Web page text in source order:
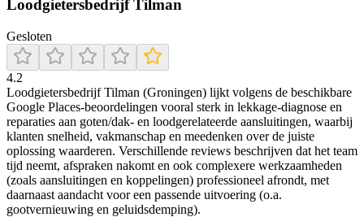
Loodgietersbedrijf Tilman
Gesloten
4.2
Loodgietersbedrijf Tilman (Groningen) lijkt volgens de beschikbare
Google Places-beoordelingen vooral sterk in lekkage-diagnose en
reparaties aan goten/dak- en loodgerelateerde aansluitingen, waarbij
klanten snelheid, vakmanschap en meedenken over de juiste
oplossing waarderen. Verschillende reviews beschrijven dat het team
tijd neemt, afspraken nakomt en ook complexere werkzaamheden
(zoals aansluitingen en koppelingen) professioneel afrondt, met
daarnaast aandacht voor een passende uitvoering (o.a.
gootvernieuwing en geluidsdemping).